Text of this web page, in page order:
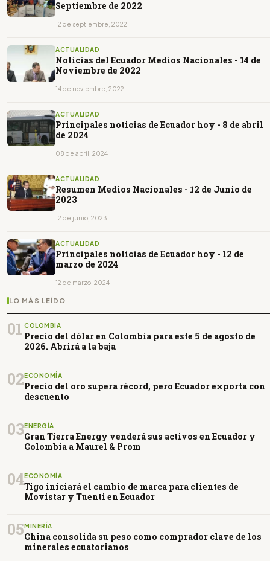
Septiembre de 2022
12 de septiembre, 2022
ACTUALIDAD
Noticias del Ecuador Medios Nacionales - 14 de
Noviembre de 2022
14 de noviembre, 2022
ACTUALIDAD
Principales noticias de Ecuador hoy - 8 de abril
de 2024
08 de abril, 2024
ACTUALIDAD
Resumen Medios Nacionales - 12 de Junio de
2023
12 de junio, 2023
ACTUALIDAD
Principales noticias de Ecuador hoy - 12 de
marzo de 2024
12 de marzo, 2024
LO MÁS LEÍDO
01 COLOMBIA
Precio del dólar en Colombia para este 5 de agosto de
2026. Abrirá a la baja
02ECONOMÍA
Precio del oro supera récord, pero Ecuador exporta con
descuento
03ENERGÍA
Gran Tierra Energy venderá sus activos en Ecuador y
Colombia a Maurel & Prom
04ECONOMÍA
Tigo iniciará el cambio de marca para clientes de
Movistar y Tuenti en Ecuador
05MINERÍA
China consolida su peso como comprador clave de los
minerales ecuatorianos